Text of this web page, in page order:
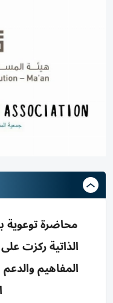
محاضرة توعوية
الذاتية ركزت
المفاهيم